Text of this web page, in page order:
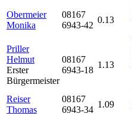
Obermeier
Monika
08167
6943-42
0.13
Priller
Helmut
Erster
Bürgermeister
08167
6943-18
1.13
Reiser
Thomas
08167
6943-34
1.09